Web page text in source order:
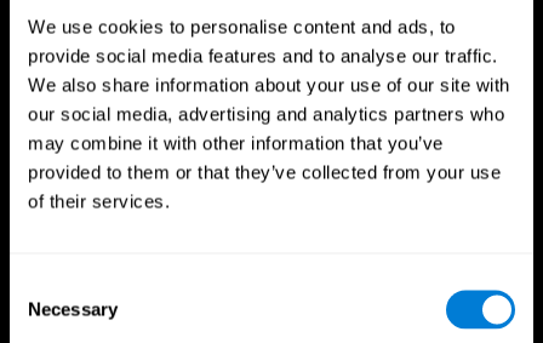
We use cookies to personalise content and ads, to
provide social media features and to analyse our traffic.
We also share information about your use of our site with
our social media, advertising and analytics partners who
may combine it with other information that you’ve
provided to them or that they’ve collected from your use
of their services.
Selection
Necessary
CogniFit Aplikacija